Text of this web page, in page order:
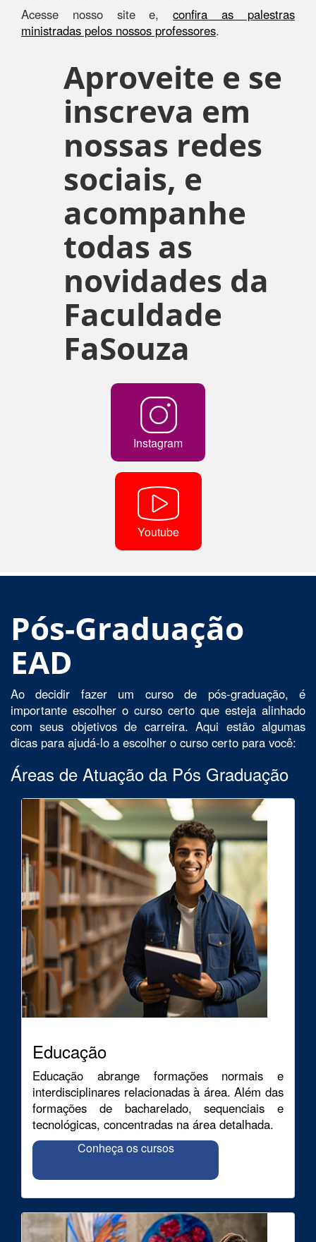
Acesse nosso site e,confira as palestras
ministradas pelos nossos professores.
Aproveite e se
inscreva em
nossas redes
sociais, e
acompanhe
todas as
novidades da
Faculdade
FaSouza
Instagram
Youtube
Pós-Graduação
EAD
Ao decidir fazer um curso de pós-graduação, é
importante escolher o curso certo que esteja alinhado
com seus objetivos de carreira. Aqui estão algumas
dicas para ajudá-lo a escolher o curso certo para você:
Áreas de Atuação da Pós Graduação
Educação
Educação abrange formações normais e
interdisciplinares relacionadas à área. Além das
formações de bacharelado, sequenciais e
tecnológicas, concentradas na área detalhada.
Conheça os cursos